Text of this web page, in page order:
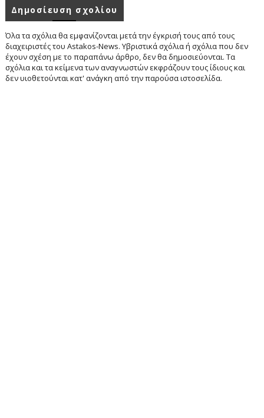
Δημοσίευση σχολίου
Όλα τα σχόλια θα εμφανίζονται μετά την έγκρισή τους από τους
διαχειριστές του Astakos-News. Υβριστικά σχόλια ή σχόλια που δεν
έχουν σχέση με το παραπάνω άρθρο, δεν θα δημοσιεύονται. Τα
σχόλια και τα κείμενα των αναγνωστών εκφράζουν τους ίδιους και
δεν υιοθετούνται κατ' ανάγκη από την παρούσα ιστοσελίδα.